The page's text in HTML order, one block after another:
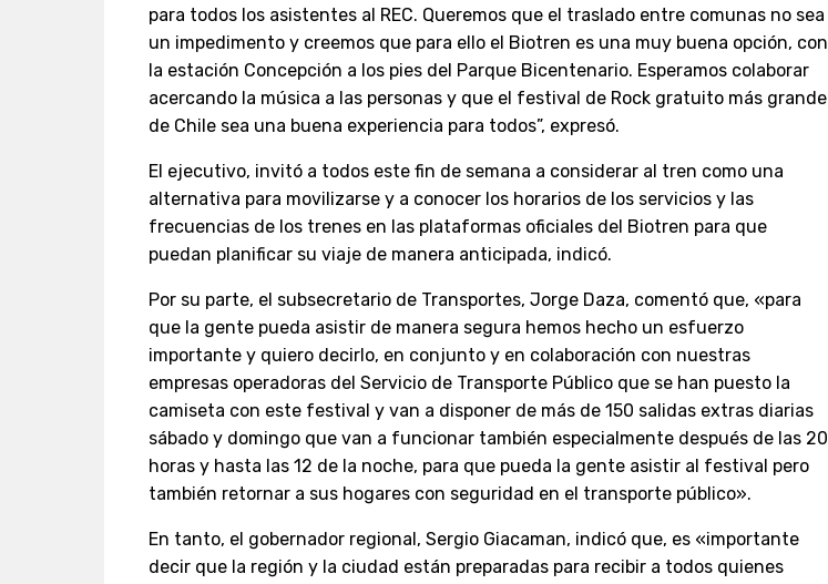
para todos los asistentes al REC. Queremos que el traslado entre comunas no sea
un impedimento y creemos que para ello el Biotren es una muy buena opción, con
la estación Concepción a los pies del Parque Bicentenario. Esperamos colaborar
acercando la música a las personas y que el festival de Rock gratuito más grande
de Chile sea una buena experiencia para todos”, expresó.
El ejecutivo, invitó a todos este fin de semana a considerar al tren como una
alternativa para movilizarse y a conocer los horarios de los servicios y las
frecuencias de los trenes en las plataformas oficiales del Biotren para que
puedan planificar su viaje de manera anticipada, indicó.
Por su parte, el subsecretario de Transportes, Jorge Daza, comentó que, «para
que la gente pueda asistir de manera segura hemos hecho un esfuerzo
importante y quiero decirlo, en conjunto y en colaboración con nuestras
empresas operadoras del Servicio de Transporte Público que se han puesto la
camiseta con este festival y van a disponer de más de 150 salidas extras diarias
sábado y domingo que van a funcionar también especialmente después de las 20
horas y hasta las 12 de la noche, para que pueda la gente asistir al festival pero
también retornar a sus hogares con seguridad en el transporte público».
En tanto, el gobernador regional, Sergio Giacaman, indicó que, es «importante
decir que la región y la ciudad están preparadas para recibir a todos quienes